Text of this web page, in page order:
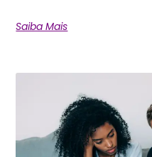
Saiba Mais